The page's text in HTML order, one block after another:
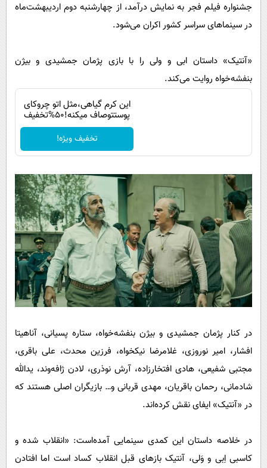
سلامت
فرهنگی
حیات وحش
سیاست خارجی
جشنواره فیلم فجر به نمایش درآمد، از چهارشنبه دوم اردیبهشت‌ماه
در سینماهای سراسر کشور اکران می‌شود.
«آنتیک» داستان ابی و ولی را با بازی پژمان جمشیدی و بیژن
بنفشه‌خواه روایت می‌کند.
این کرم گیاهی،مثل اتو چروکای
پوستتوصاف میکنه!50%تخفیف
تخفیف ویژه!
در کنار پژمان جمشیدی و بیژن بنفشه‌خواه، ستاره پسیانی، آناهیتا
افشار، امیر نوروزی، غلامرضا نیکخواه، فرزین محدث، علی باقری،
مجتبی شفیعی، هادی افتخارزاده، آرش نوذری، لادن ژافه‌وند، یدالله
شادمانی، رحمان باقریان، مهدی قربانی و… بازیگران اصلی هستند که
در «آنتیک» ایفای نقش کرده‌اند.
در خلاصه داستان این کمدی سینمایی آمده‌است: «انقلاب شده و
کاسبی اِبی و وَلی، آنتیک بازهای قبل انقلاب کساد است اما افتادن